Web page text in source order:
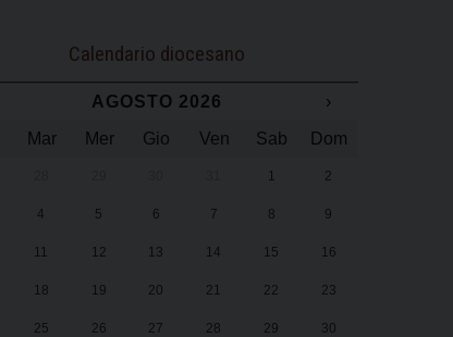
Calendario diocesano
AGOSTO 2026
›
Mar Mer Gio Ven Sab Dom
1 2
4 5 6 7 8 9
11 12 13 14 15 16
18 19 20 21 22 23
25 26 27 28 29 30